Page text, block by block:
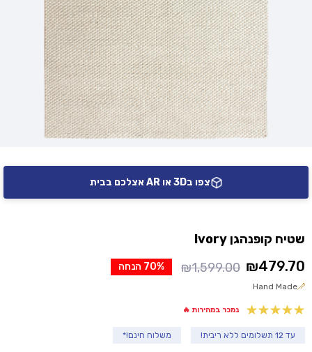
צפו ב3D או AR אצלכם בבית
שטיח קופנהגן Ivory
70% הנחה ₪1,599.00
המחיר
המקורי
היה:
₪1,599.00.
₪479.70
המחיר
הנוכחי
הוא:
₪479.70.
Hand Made
נמכר במהירות 🔥
עד 12 תשלומים ללא ריבית! משלוח חינם!*